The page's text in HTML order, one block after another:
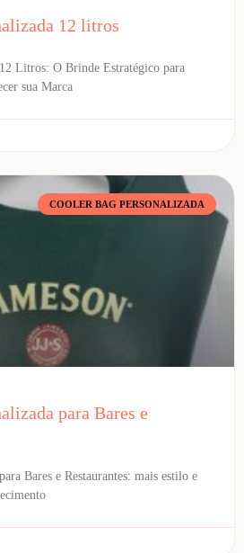
12 litros
Litros: O Brinde Estratégico para
sua Marca
COOLER BAG PERSONALIZADA
para Bares e
Bares e Restaurantes: mais estilo e